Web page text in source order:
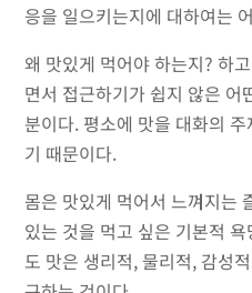
응을 일으키는지에 대하여는
왜 맛있게 먹어야 하는지? 하
면서 접근하기가 쉽지 않은 어
분이다. 평소에 맛을 대화의
기 때문이다.
몸은 맛있게 먹어서 느껴지는
있는 것을 먹고 싶은 기본적
도 맛은 생리적, 물리적, 감성